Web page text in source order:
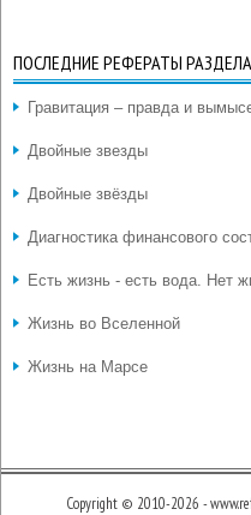
ПОСЛЕДНИЕ РЕФЕРАТЫ РАЗДЕЛА
Гравитация – правда и
Двойные звезды
Двойные звёзды
Диагностика финансового
Есть жизнь - есть вода. Нет
Жизнь во Вселенной
Жизнь на Марсе
Copyright © 2010-2026 -